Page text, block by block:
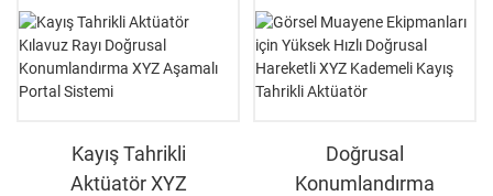
Kayış Tahrikli
Aktüatör XYZ
Doğrusal
Konumlandırma